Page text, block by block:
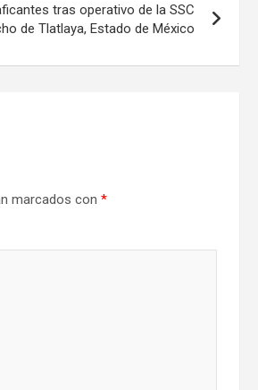
tras operativo de la SSC
de Tlatlaya, Estado de México
marcados con *